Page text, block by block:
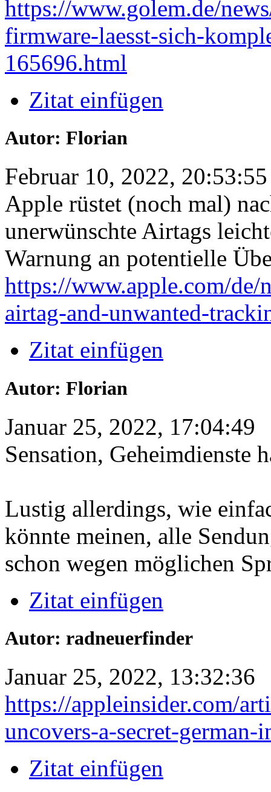
https://www.golem.de/
firmware-laesst-sich-
165696.html
Zitat einfügen
Autor: Florian
Februar 10, 2022, 20:53:55
Apple rüstet (noch mal)
unerwünschte Airtags
Warnung an potentielle
https://www.apple.com/de/
airtag-and-unwanted-
Zitat einfügen
Autor: Florian
Januar 25, 2022, 17:04:49
Sensation, Geheimdienste
Lustig allerdings, wie
könnte meinen, alle
schon wegen möglichen
Zitat einfügen
Autor: radneuerfinder
Januar 25, 2022, 13:32:36
https://appleinsider.com/
uncovers-a-secret-german-
Zitat einfügen